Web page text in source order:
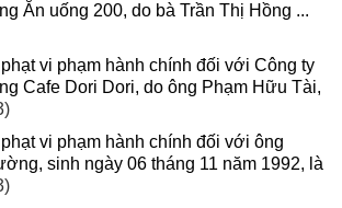
Ăn uống 200, do bà Trần Thị Hồng ...
vi phạm hành chính đối với Công ty
Cafe Dori Dori, do ông Phạm Hữu Tài,
vi phạm hành chính đối với ông
sinh ngày 06 tháng 11 năm 1992, là